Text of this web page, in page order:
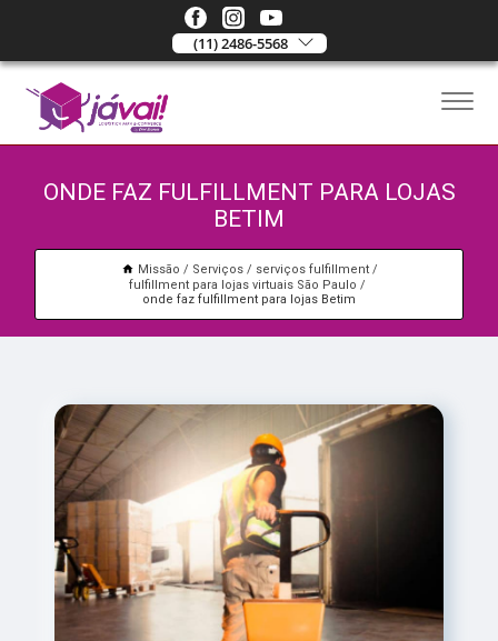
(11) 2486-5568
ONDE FAZ FULFILLMENT PARA LOJAS
BETIM
Missão Serviços
serviços fulfillment
fulfillment para lojas virtuais São Paulo
onde faz fulfillment para lojas Betim